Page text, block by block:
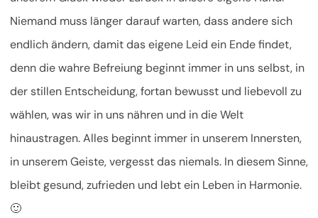
Niemand muss länger darauf warten, dass andere sich
endlich ändern, damit das eigene Leid ein Ende findet,
denn die wahre Befreiung beginnt immer in uns selbst, in
der stillen Entscheidung, fortan bewusst und liebevoll zu
wählen, was wir in uns nähren und in die Welt
hinaustragen. Alles beginnt immer in unserem Innersten,
in unserem Geiste, vergesst das niemals. In diesem Sinne,
bleibt gesund, zufrieden und lebt ein Leben in Harmonie.
🙂